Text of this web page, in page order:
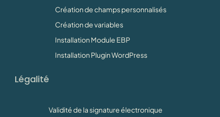
Création de champs personnalisés
Création de variables
Installation Module EBP
Installation Plugin WordPress
Légalité
Validité de la signature électronique